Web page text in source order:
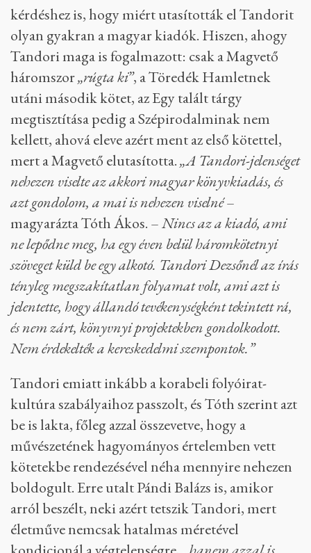
Fotó: Huszti István / Telex
Tóth Ákos szerint ez részben átvezet ahhoz a
kérdéshez is, hogy miért utasították el Tandorit
olyan gyakran a magyar kiadók. Hiszen, ahogy
Tandori maga is fogalmazott: csak a Magvető
háromszor„rúgta ki”, a Töredék Hamletnek
utáni második kötet, az Egy talált tárgy
megtisztítása pedig a Szépirodalminak nem
kellett, ahová eleve azért ment az első kötettel,
mert a Magvető elutasította.„A Tandori-jelenséget
nehezen viselte az akkori magyar könyvkiadás, és
azt gondolom, a mai is nehezen viselné –
magyarázta Tóth Ákos. –
Nincs az a kiadó, ami
ne lepődne meg, ha egy éven belül háromkötetnyi
szöveget küld be egy alkotó. Tandori Dezsőnél az írás
tényleg megszakítatlan folyamat volt, ami azt is
jelentette, hogy állandó tevékenységként tekintett rá,
és nem zárt, könyvnyi projektekben gondolkodott.
Nem érdekelték a kereskedelmi szempontok.”